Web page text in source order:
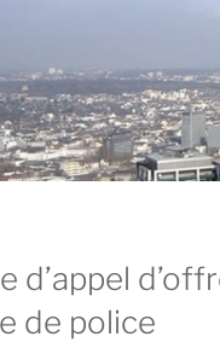
d’appel
de police